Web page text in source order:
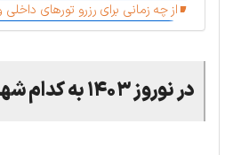
از چه زمانی برای رزرو تورهای داخلی
در نوروز ۱۴۰۳ به کدام شهر ایران سفر کنیم؟